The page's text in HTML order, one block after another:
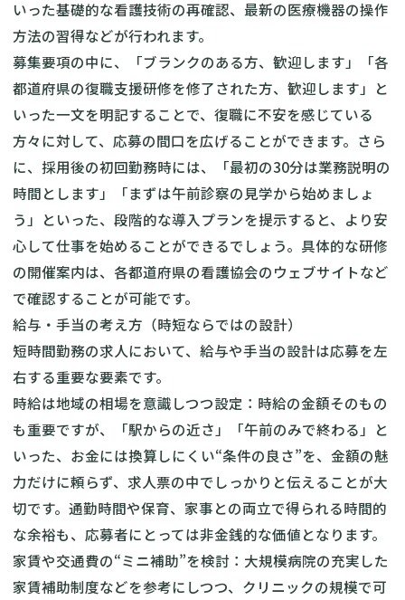
いった基礎的な看護技術の再確認、最新の医療機器の操作
方法の習得などが行われます。
募集要項の中に、「ブランクのある方、歓迎します」「各
都道府県の復職支援研修を修了された方、歓迎します」と
いった一文を明記することで、復職に不安を感じている
方々に対して、応募の間口を広げることができます。さら
に、採用後の初回勤務時には、「最初の30分は業務説明の
時間とします」「まずは午前診察の見学から始めましょ
う」といった、段階的な導入プランを提示すると、より安
心して仕事を始めることができるでしょう。具体的な研修
の開催案内は、各都道府県の看護協会のウェブサイトなど
で確認することが可能です。
給与・手当の考え方（時短ならではの設計）
短時間勤務の求人において、給与や手当の設計は応募を左
右する重要な要素です。
時給は地域の相場を意識しつつ設定：時給の金額そのもの
も重要ですが、「駅からの近さ」「午前のみで終わる」と
いった、お金には換算しにくい“条件の良さ”を、金額の魅
力だけに頼らず、求人票の中でしっかりと伝えることが大
切です。通勤時間や保育、家事との両立で得られる時間的
な余裕も、応募者にとっては非金銭的な価値となります。
家賃や交通費の“ミニ補助”を検討：大規模病院の充実した
家賃補助制度などを参考にしつつ、クリニックの規模で可